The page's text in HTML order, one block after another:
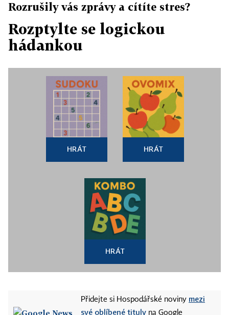
Rozrušily vás zprávy a cítíte stres?
Rozptylte se logickou
hádankou
HRÁT HRÁT
HRÁT
Přidejte si Hospodářské noviny mezi
své oblíbené tituly na Google